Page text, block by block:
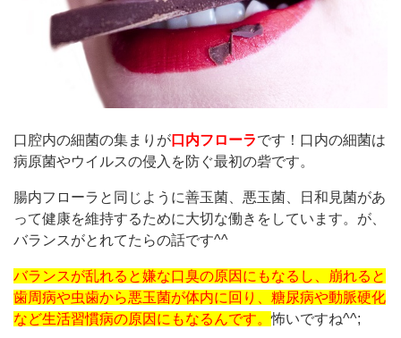
口腔内の細菌の集まりが口内フローラです！口内の細菌は
病原菌やウイルスの侵入を防ぐ最初の砦です。
腸内フローラと同じように善玉菌、悪玉菌、日和見菌があ
って健康を維持するために大切な働きをしています。が、
バランスがとれてたらの話です^^
バランスが乱れると嫌な口臭の原因にもなるし、崩れると
歯周病や虫歯から悪玉菌が体内に回り、糖尿病や動脈硬化
など生活習慣病の原因にもなるんです。怖いですね^^;